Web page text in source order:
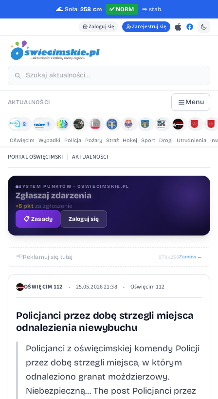
🌊 Soła: 258 cm ✅NORM ➡️ stab.
Zaloguj się Zarejestruj się
AKTUALNOŚCI Menu
2 1
Oświęcim Wypadki Policja Pożary Straż Hokej Sport Drogi Utrudnienia
PORTAL OŚWIĘCIMSKI | AKTUALNOŚCI
SYSTEM PUNKTÓW · OSWIECIMSKIE.PL
Oceniaj treści
+1 pktza ocenę
📋 Zasady
Zaloguj się
📢Reklamuj się tutaj 970×250Zamów →
OŚWIĘCIM 112 • 25.05.2026 21:38 • Oświęcim 112
Policjanci przez dobę strzegli miejsca
odnalezienia niewybuchu
Policjanci z oświęcimskiej komendy Policji
przez dobę strzegli miejsca, w którym
odnaleziono granat moździerzowy.
Niebezpieczną… The post Policjanci przez